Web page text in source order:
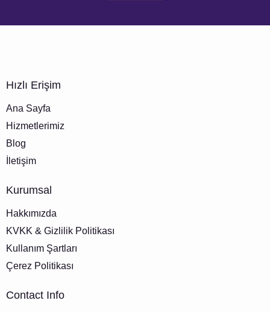
Hızlı Erişim
Ana Sayfa
Hizmetlerimiz
Blog
İletişim
Kurumsal
Hakkımızda
KVKK & Gizlilik Politikası
Kullanım Şartları
Çerez Politikası
Contact Info